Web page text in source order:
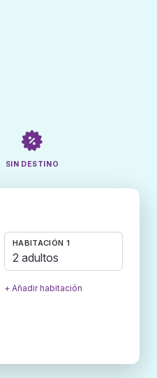
SIN DESTINO
HABITACIÓN 1
2 adultos
+ Añadir habitación